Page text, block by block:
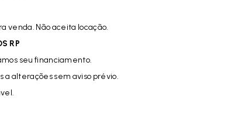
venda. Não aceita locação.
RP
seu financiamento.
a alterações sem aviso prévio.